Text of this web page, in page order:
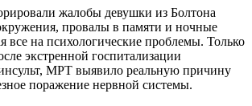
жалобы девушки из Болтона
провалы в памяти и ночные
все на психологические проблемы. Только
экстренной госпитализации
МРТ выявило реальную причину
поражение нервной системы.